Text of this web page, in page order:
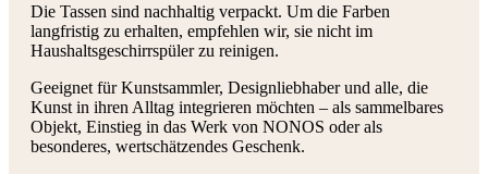
Die Tassen sind nachhaltig verpackt. Um die Farben
langfristig zu erhalten, empfehlen wir, sie nicht im
Haushaltsgeschirrspüler zu reinigen.
Geeignet für Kunstsammler, Designliebhaber und alle, die
Kunst in ihren Alltag integrieren möchten – als sammelbares
Objekt, Einstieg in das Werk von NONOS oder als
besonderes, wertschätzendes Geschenk.